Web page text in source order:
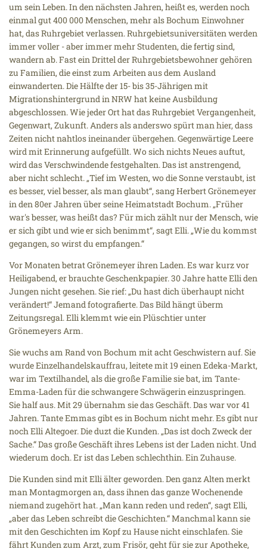
um sein Leben. In den nächsten Jahren, heißt es, werden noch
einmal gut 400 000 Menschen, mehr als Bochum Einwohner
hat, das Ruhrgebiet verlassen. Ruhrgebietsuniversitäten werden
immer voller - aber immer mehr Studenten, die fertig sind,
wandern ab. Fast ein Drittel der Ruhrgebietsbewohner gehören
zu Familien, die einst zum Arbeiten aus dem Ausland
einwanderten. Die Hälfte der 15- bis 35-Jährigen mit
Migrationshintergrund in NRW hat keine Ausbildung
abgeschlossen. Wie jeder Ort hat das Ruhrgebiet Vergangenheit,
Gegenwart, Zukunft. Anders als anderswo spürt man hier, dass
Zeiten nicht nahtlos ineinander übergehen. Gegenwärtige Leere
wird mit Erinnerung aufgefüllt. Wo sich nichts Neues auftut,
wird das Verschwindende festgehalten. Das ist anstrengend,
aber nicht schlecht. „Tief im Westen, wo die Sonne verstaubt, ist
es besser, viel besser, als man glaubt“, sang Herbert Grönemeyer
in den 80er Jahren über seine Heimatstadt Bochum. „Früher
war's besser, was heißt das? Für mich zählt nur der Mensch, wie
er sich gibt und wie er sich benimmt“, sagt Elli. „Wie du kommst
gegangen, so wirst du empfangen.“
Vor Monaten betrat Grönemeyer ihren Laden. Es war kurz vor
Heiligabend, er brauchte Geschenkpapier. 30 Jahre hatte Elli den
Jungen nicht gesehen. Sie rief: „Du hast dich überhaupt nicht
verändert!“ Jemand fotografierte. Das Bild hängt überm
Zeitungsregal. Elli klemmt wie ein Plüschtier unter
Grönemeyers Arm.
Sie wuchs am Rand von Bochum mit acht Geschwistern auf. Sie
wurde Einzelhandelskauffrau, leitete mit 19 einen Edeka-Markt,
war im Textilhandel, als die große Familie sie bat, im Tante-
Emma-Laden für die schwangere Schwägerin einzuspringen.
Sie half aus. Mit 29 übernahm sie das Geschäft. Das war vor 41
Jahren. Tante Emmas gibt es in Bochum nicht mehr. Es gibt nur
noch Elli Altegoer. Die duzt die Kunden. „Das ist doch Zweck der
Sache.“ Das große Geschäft ihres Lebens ist der Laden nicht. Und
wiederum doch. Er ist das Leben schlechthin. Ein Zuhause.
Die Kunden sind mit Elli älter geworden. Den ganz Alten merkt
man Montagmorgen an, dass ihnen das ganze Wochenende
niemand zugehört hat. „Man kann reden und reden“, sagt Elli,
„aber das Leben schreibt die Geschichten.“ Manchmal kann sie
mit den Geschichten im Kopf zu Hause nicht einschlafen. Sie
fährt Kunden zum Arzt, zum Frisör, geht für sie zur Apotheke,